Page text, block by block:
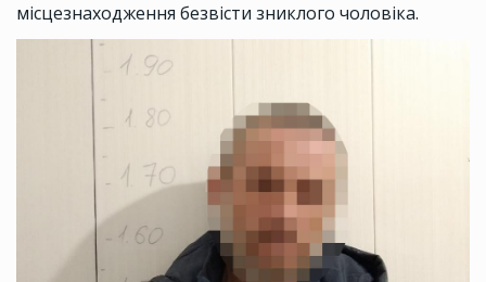
місцезнаходження безвісти зниклого чоловіка.